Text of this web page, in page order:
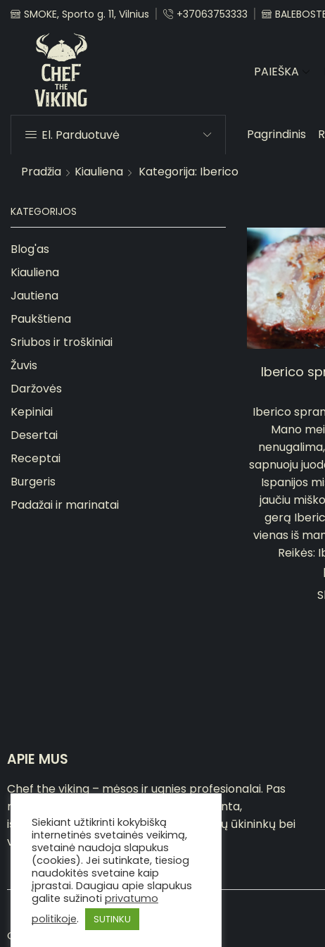
SMOKE, Sporto g. 11, Vilnius +37063753333
PAIEŠKA
El. Parduotuvė Pagrindinis
Pradžia Kiauliena Kategorija: Iberico
Iberico
Iberico
Mano
sapnuoju
Ispanijos
jaučiu
gerą
vienas iš
Reikės:
KATEGORIJOS
Blog'as
Kiauliena
Jautiena
Paukštiena
Sriubos ir troškiniai
Žuvis
Daržovės
Kepiniai
Desertai
Receptai
Burgeris
Padažai ir marinatai
APIE MUS
Chef the viking – mėsos ir ugnies profesionalai. Pas
mus asortimente – pačių sausai brandinta,
išpjaustyta jautiena, atkeliavusi iš lietuvių ūkininkų bei
viskas, ko reikia gerai mėsai ruošti
Copyright © Viking the chef 2020
Siekiant užtikrinti kokybišką
internetinės svetainės veikimą,
svetainė naudoja slapukus
(cookies). Jei sutinkate, tiesiog
naudokitės svetaine kaip
įprastai. Daugiau apie slapukus
galite sužinoti privatumo
politikoje. SUTINKU